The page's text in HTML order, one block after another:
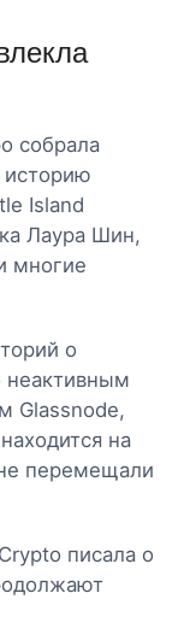
собрала
историю
Island
Лаура Шин,
многие
о
неактивным
Glassnode,
на
перемещали
писала о